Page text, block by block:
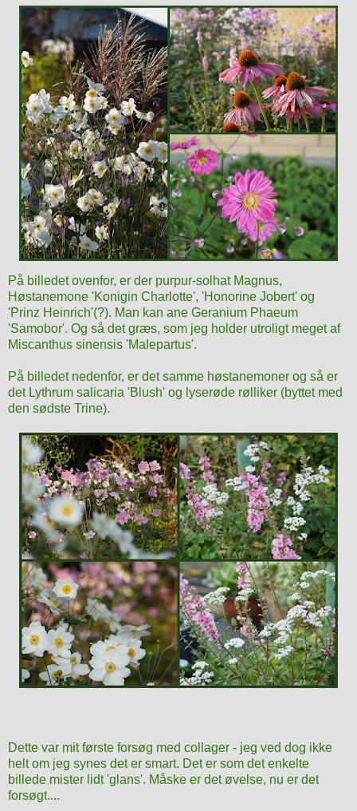
På billedet ovenfor, er der purpur-solhat Magnus,
Høstanemone 'Konigin Charlotte', 'Honorine Jobert' og
'Prinz Heinrich'(?). Man kan ane Geranium Phaeum
'Samobor'. Og så det græs, som jeg holder utroligt meget af
Miscanthus sinensis 'Malepartus'.
På billedet nedenfor, er det samme høstanemoner og så er
det Lythrum salicaria 'Blush' og lyserøde rølliker (byttet med
den sødste Trine).
Dette var mit første forsøg med collager - jeg ved dog ikke
helt om jeg synes det er smart. Det er som det enkelte
billede mister lidt 'glans'. Måske er det øvelse, nu er det
forsøgt....